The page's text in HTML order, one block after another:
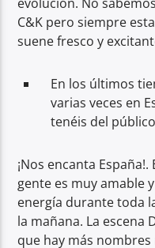
C&K pero siempre
suene fresco y
En los últimos
varias veces en
tenéis del
¡Nos encanta
gente es muy amable
energía durante toda
la mañana. La escena
que hay más nombres